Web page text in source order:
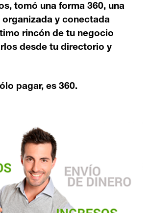
tomó una forma 360, una
y conectada
rincón de tu negocio
desde tu directorio y
pagar, es 360.